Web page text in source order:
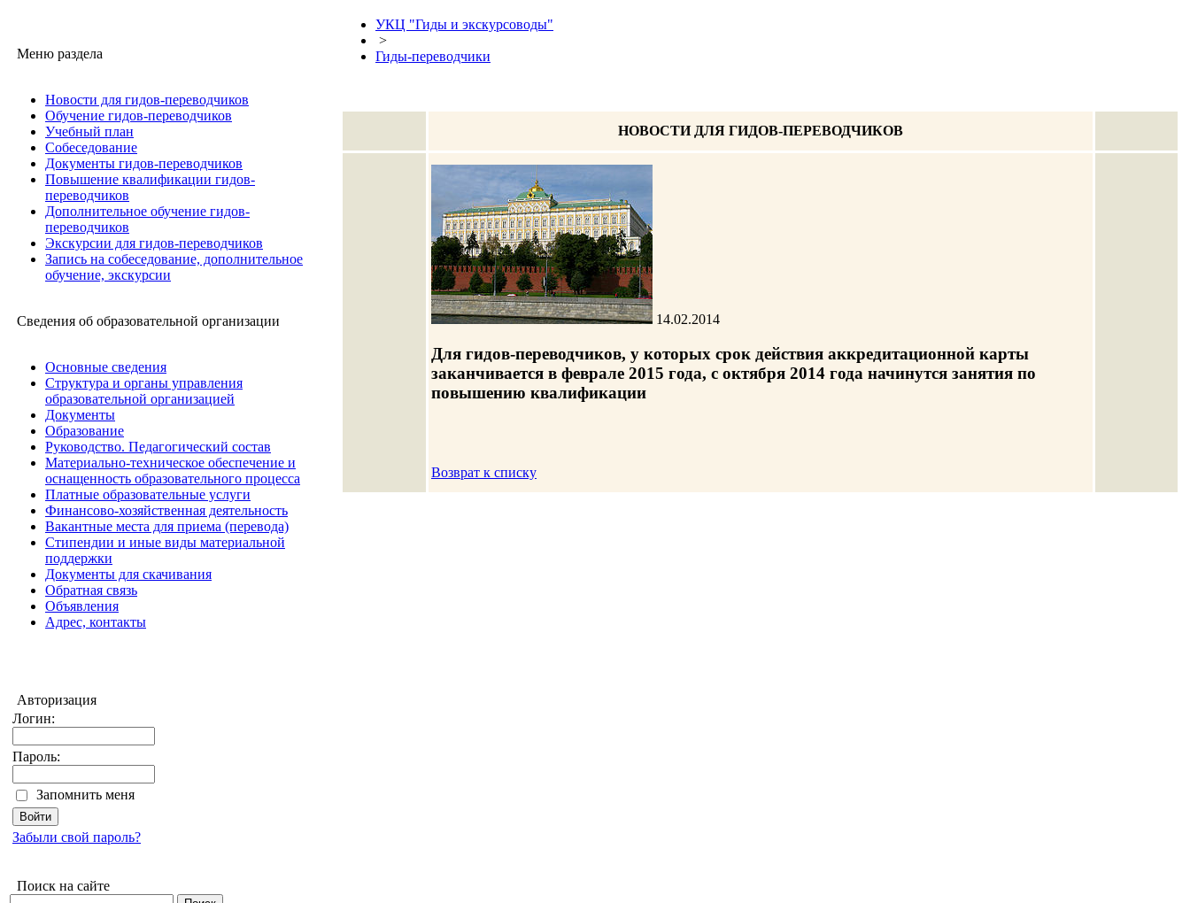
Меню раздела
Новости для гидов-переводчиков
Обучение гидов-переводчиков
Учебный план
Собеседование
Документы гидов-переводчиков
Повышение квалификации гидов-
переводчиков
Дополнительное обучение гидов-
переводчиков
Экскурсии для гидов-переводчиков
Запись на собеседование, дополнительное
обучение, экскурсии
Сведения об образовательной организации
Основные сведения
Структура и органы управления
образовательной организацией
Документы
Образование
Руководство. Педагогический состав
Материально-техническое обеспечение и
оснащенность образовательного процесса
Платные образовательные услуги
Финансово-хозяйственная деятельность
Вакантные места для приема (перевода)
Стипендии и иные виды материальной
поддержки
Документы для скачивания
Обратная связь
Объявления
Адрес, контакты
Авторизация
Логин:
Пароль:
Запомнить меня
Забыли свой пароль?
Поиск на сайте
УКЦ "Гиды и экскурсоводы"
>
Гиды-переводчики
НОВОСТИ ДЛЯ ГИДОВ-ПЕРЕВОДЧИКОВ
14.02.2014
Для гидов-переводчиков, у которых срок действия аккредитационной карты
заканчивается в феврале 2015 года, с октября 2014 года начинутся занятия по
повышению квалификации
Возврат к списку